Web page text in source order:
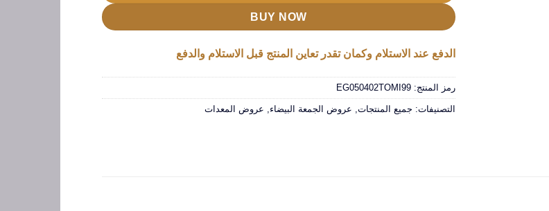
BUY NOW
الدفع عند الاستلام وكمان تقدر تعاين المنتج قبل الاستلام والدفع
رمز المنتج: EG050402TOMI99
التصنيفات: جميع المنتجات عروض الجمعة البيضاء عروض المعدات